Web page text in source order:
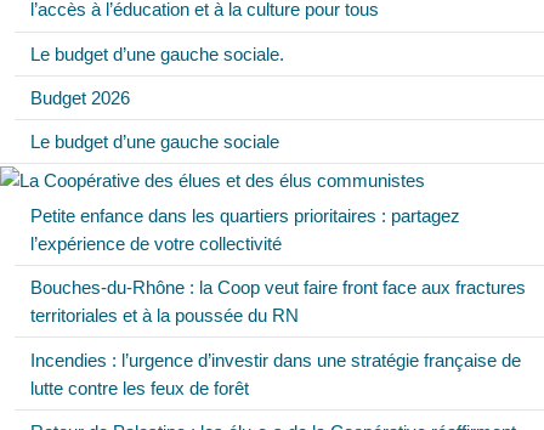
l’accès à l’éducation et à la culture pour tous
Le budget d’une gauche sociale.
Budget 2026
Le budget d’une gauche sociale
Petite enfance dans les quartiers prioritaires : partagez
l’expérience de votre collectivité
Bouches-du-Rhône : la Coop veut faire front face aux fractures
territoriales et à la poussée du RN
Incendies : l’urgence d’investir dans une stratégie française de
lutte contre les feux de forêt